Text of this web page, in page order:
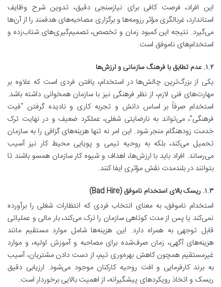
این افراد، فرصت کافی برای نیازسنجی دقیق، تدوین شرح وظایف
استاندارد، غربالگری مؤثر رزومه‌ها و برگزاری مصاحبه‌های هدفمند را از آن‌ها
می‌گیرد. نتیجه این کمبود زمان و تخصص، تصمیم‌گیری‌های شتاب‌زده و
استخدام‌های ناموفق است.
۱.۲. عدم تطابق با فرهنگ سازمانی و ارزش‌ها
یکی از بزرگ‌ترین چالش‌ها در استخدام، یافتن فردی است که علاوه بر
مهارت‌های فنی لازم، از نظر فرهنگی نیز با سازمان همخوانی داشته باشد.
استخدام صرفاً بر اساس دانش و تجربه کاری و نادیده گرفتن “فیت
فرهنگی”، می‌تواند به نارضایتی شغلی، عملکرد ضعیف و در نهایت ترک
خدمت زودهنگام منجر شود. این امر نه تنها هزینه‌های گزافی را به سازمان
تحمیل می‌کند، بلکه به روحیه تیمی و پویایی محیط کار نیز آسیب
می‌رساند. افراد باید با ارزش‌ها، اهداف و شیوه کار سازمان همسو باشند تا
بتوانند در بلندمدت نقش مؤثری ایفا کنند.
۱.۳. ریسک بالای استخدام ناموفق (Bad Hire)
استخدام ناموفق، به معنای انتخاب فردی که انتظارات شغلی را برآورده
نمی‌کند یا پس از مدت کوتاهی سازمان را ترک می‌کند، بار مالی و عملیاتی
قابل توجهی به همراه دارد. این هزینه‌ها شامل موارد مستقیم مانند
هزینه‌های آگهی، زمان صرف‌شده برای مصاحبه و آموزش اولیه، و موارد
غیرمستقیم همچون کاهش بهره‌وری تیم، از دست دادن مشتریان، آسیب
به برند کارفرمایی و افت روحیه کارکنان موجود می‌شود. ارزیابی دقیق
ریسک و اتخاذ رویکردهای پیشگیرانه، از اهمیت بالایی برخوردار است.